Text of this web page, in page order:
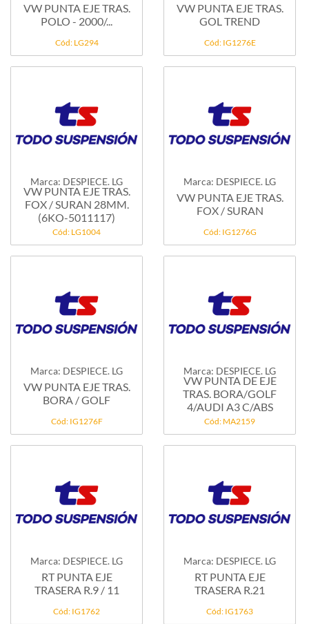
VW PUNTA EJE TRAS.
POLO - 2000/...
Cód: LG294
VW PUNTA EJE TRAS.
GOL TREND
Cód: IG1276E
Marca: DESPIECE. LG
VW PUNTA EJE TRAS.
FOX / SURAN 28MM.
(6KO-5011117)
Cód: LG1004
Marca: DESPIECE. LG
VW PUNTA EJE TRAS.
FOX / SURAN
Cód: IG1276G
Marca: DESPIECE. LG
VW PUNTA EJE TRAS.
BORA / GOLF
Cód: IG1276F
Marca: DESPIECE. LG
VW PUNTA DE EJE
TRAS. BORA/GOLF
4/AUDI A3 C/ABS
Cód: MA2159
Marca: DESPIECE. LG
RT PUNTA EJE
TRASERA R.9 / 11
Cód: IG1762
Marca: DESPIECE. LG
RT PUNTA EJE
TRASERA R.21
Cód: IG1763